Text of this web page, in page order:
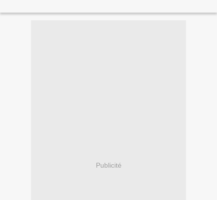
Publicité